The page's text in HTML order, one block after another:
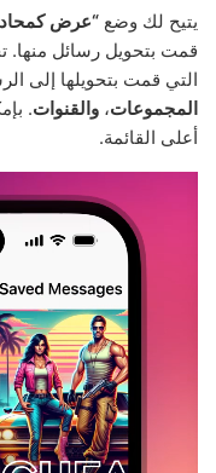
يتيح لك وضع “عرض
قمت بتحويل رسائل منها.
التي قمت بتحويلها إلى
المجموعات، والقنوات.
أعلى القائمة.